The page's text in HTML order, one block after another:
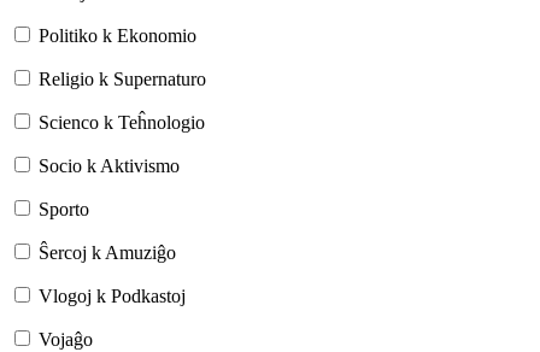
Politiko k Ekonomio
Religio k Supernaturo
Scienco k Teĥnologio
Socio k Aktivismo
Sporto
Ŝercoj k Amuziĝo
Vlogoj k Podkastoj
Vojaĝo